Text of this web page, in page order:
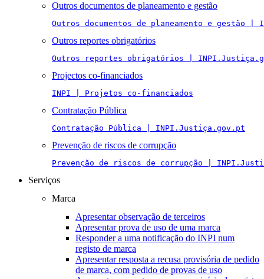
Outros documentos de planeamento e gestão
Outros documentos de planeamento e gestão
Outros reportes obrigatórios
Outros reportes obrigatórios |
Projectos co-financiados
INPI | Projetos co-financiados
Contratação Pública
Contratação Pública | INPI.Justiça.gov.pt
Prevenção de riscos de corrupção
Prevenção de riscos de corrupção |
Serviços
Marca
Apresentar observação de terceiros
Apresentar prova de uso de uma marca
Responder a uma notificação do INPI num
registo de marca
Apresentar resposta a recusa provisória de pedido
de marca, com pedido de provas de uso